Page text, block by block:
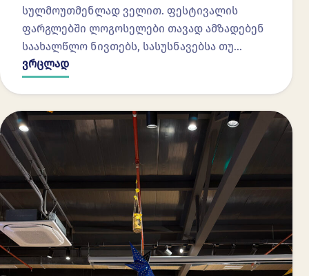
სულმოუთმენლად ველით. ფესტივალის
ფარგლებში ლოგოსელები თავად ამზადებენ
საახალწლო ნივთებს, სასუსნავებსა თუ…
ვრცლად